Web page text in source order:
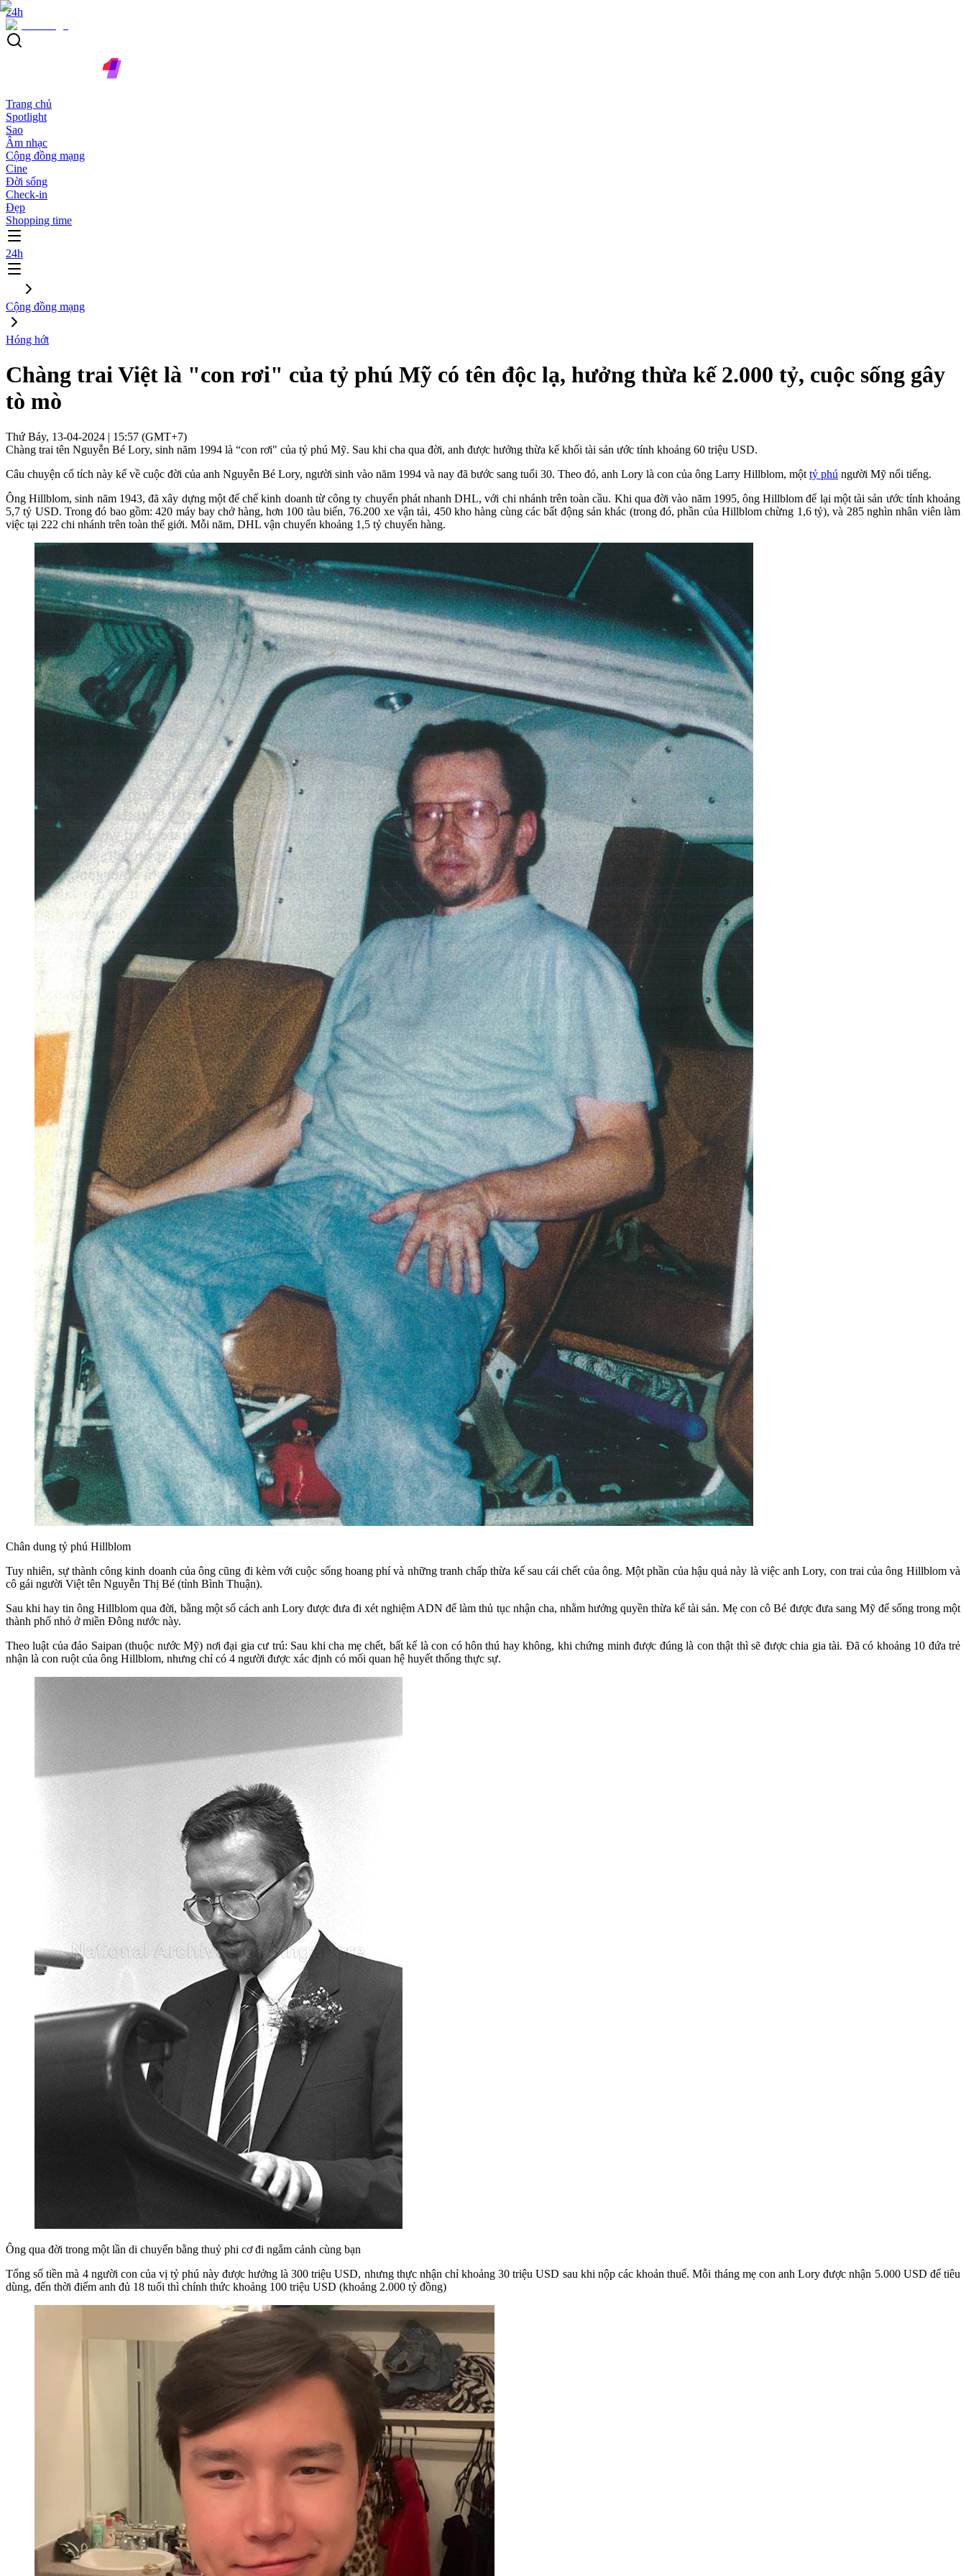
24h
Trang chủ
Spotlight
Sao
Âm nhạc
Cộng đồng mạng
Cine
Đời sống
Check-in
Đẹp
Shopping time
24h
Cộng đồng mạng
Hóng hớt
Chàng trai Việt là "con rơi" của tỷ phú Mỹ có tên độc lạ, hưởng thừa kế 2.000 tỷ, cuộc sống gây
tò mò
Thứ Bảy, 13-04-2024 | 15:57 (GMT+7)
Chàng trai tên Nguyễn Bé Lory, sinh năm 1994 là “con rơi" của tỷ phú Mỹ. Sau khi cha qua đời, anh được hưởng thừa kế khối tài sản ước tính khoảng 60 triệu USD.
Câu chuyện cổ tích này kể về cuộc đời của anh Nguyễn Bé Lory, người sinh vào năm 1994 và nay đã bước sang tuổi 30. Theo đó, anh Lory là con của ông Larry Hillblom, một tỷ phú người Mỹ nổi tiếng.
Ông Hillblom, sinh năm 1943, đã xây dựng một đế chế kinh doanh từ công ty chuyển phát nhanh DHL, với chi nhánh trên toàn cầu. Khi qua đời vào năm 1995, ông Hillblom để lại một tài sản ước tính khoảng
5,7 tỷ USD. Trong đó bao gồm: 420 máy bay chở hàng, hơn 100 tàu biển, 76.200 xe vận tải, 450 kho hàng cùng các bất động sản khác (trong đó, phần của Hillblom chừng 1,6 tỷ), và 285 nghìn nhân viên làm
việc tại 222 chi nhánh trên toàn thế giới. Mỗi năm, DHL vận chuyển khoảng 1,5 tỷ chuyến hàng.
Chân dung tỷ phú Hillblom
Tuy nhiên, sự thành công kinh doanh của ông cũng đi kèm với cuộc sống hoang phí và những tranh chấp thừa kế sau cái chết của ông. Một phần của hậu quả này là việc anh Lory, con trai của ông Hillblom và
cô gái người Việt tên Nguyễn Thị Bé (tỉnh Bình Thuận).
Sau khi hay tin ông Hillblom qua đời, bằng một số cách anh Lory được đưa đi xét nghiệm ADN để làm thủ tục nhận cha, nhằm hưởng quyền thừa kế tài sản. Mẹ con cô Bé được đưa sang Mỹ để sống trong một
thành phố nhỏ ở miền Đông nước này.
Theo luật của đảo Saipan (thuộc nước Mỹ) nơi đại gia cư trú: Sau khi cha mẹ chết, bất kể là con có hôn thú hay không, khi chứng minh được đúng là con thật thì sẽ được chia gia tài. Đã có khoảng 10 đứa trẻ
nhận là con ruột của ông Hillblom, nhưng chỉ có 4 người được xác định có mối quan hệ huyết thống thực sự.
Ông qua đời trong một lần di chuyển bằng thuỷ phi cơ đi ngắm cảnh cùng bạn
Tổng số tiền mà 4 người con của vị tỷ phú này được hưởng là 300 triệu USD, nhưng thực nhận chỉ khoảng 30 triệu USD sau khi nộp các khoản thuế. Mỗi tháng mẹ con anh Lory được nhận 5.000 USD để tiêu
dùng, đến thời điểm anh đủ 18 tuổi thì chính thức khoảng 100 triệu USD (khoảng 2.000 tỷ đồng)